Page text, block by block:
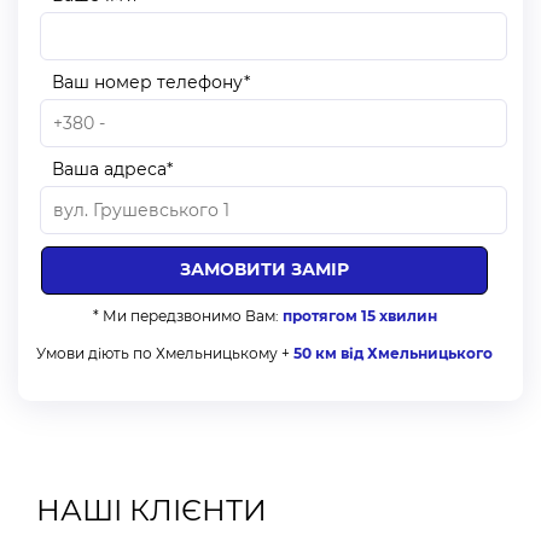
вчасно та якісно. Вам залишиться тільки
насолоджуватись результатом, адже навіть прибирання
після монтажу буде зроблено.
Як замовити напівавтоматичні подвійні римські
штори в Хмельницькому?
Для оформлення замовлення оберіть будь-який
зручний для вас спосіб:
На сайті: оформити замовлення онлайн.
По телефону: зателефонувати менеджерам компанії
Онлайн-чат: отримайте онлайн-консультацію.
Ваш номер телефону*
Ваша адреса*
* Ми передзвонимо Вам: протягом 15 хвилин
Умови діють по Хмельницькому + 50 км від Хмельницького
НАШІ КЛІЄНТИ